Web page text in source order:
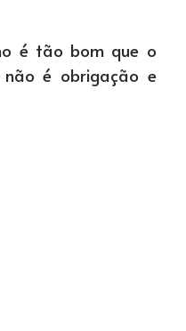
é tão bom que o
não é obrigação e